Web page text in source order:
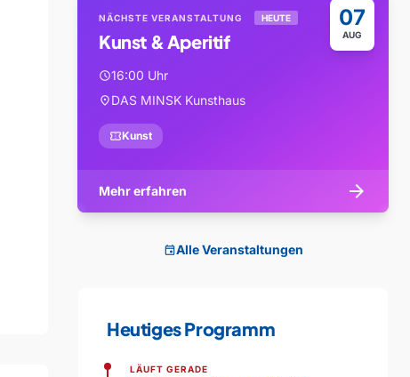
07
AUG
NÄCHSTE VERANSTALTUNG HEUTE
Kunst & Aperitif
schedule16:00 Uhr
location_onDAS MINSK Kunsthaus
confirmation_numberKunst
Mehr erfahren arrow_forward
eventAlle Veranstaltungen
Heutiges Programm
LÄUFT GERADE